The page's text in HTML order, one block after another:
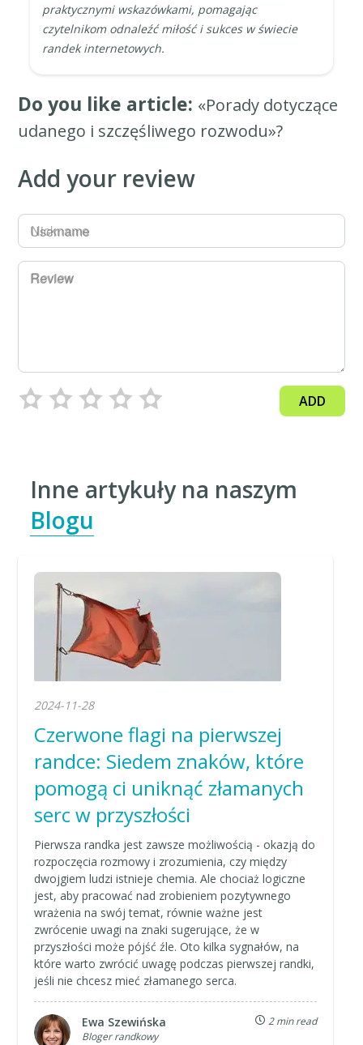
praktycznymi wskazówkami, pomagając
czytelnikom odnaleźć miłość i sukces w świecie
randek internetowych.
Do you like article: «Porady dotyczące
udanego i szczęśliwego rozwodu»?
Add your review
Username
Review
ADD
Inne artykuły na naszym
Blogu
2024-11-28
Czerwone flagi na pierwszej
randce: Siedem znaków, które
pomogą ci uniknąć złamanych
serc w przyszłości
Pierwsza randka jest zawsze możliwością - okazją do
rozpoczęcia rozmowy i zrozumienia, czy między
dwojgiem ludzi istnieje chemia. Ale chociaż logiczne
jest, aby pracować nad zrobieniem pozytywnego
wrażenia na swój temat, równie ważne jest
zwrócenie uwagi na znaki sugerujące, że w
przyszłości może pójść źle. Oto kilka sygnałów, na
które warto zwrócić uwagę podczas pierwszej randki,
jeśli nie chcesz mieć złamanego serca.
Ewa Szewińska
Bloger randkowy
2 min read